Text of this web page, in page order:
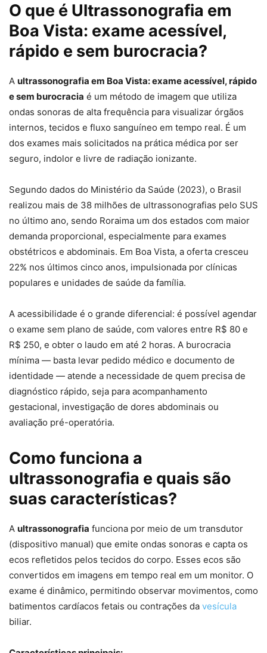
O que é Ultrassonografia em
Boa Vista: exame acessível,
rápido e sem burocracia?
A ultrassonografia em Boa Vista: exame acessível, rápido
e sem burocracia é um método de imagem que utiliza
ondas sonoras de alta frequência para visualizar órgãos
internos, tecidos e fluxo sanguíneo em tempo real. É um
dos exames mais solicitados na prática médica por ser
seguro, indolor e livre de radiação ionizante.
Segundo dados do Ministério da Saúde (2023), o Brasil
realizou mais de 38 milhões de ultrassonografias pelo SUS
no último ano, sendo Roraima um dos estados com maior
demanda proporcional, especialmente para exames
obstétricos e abdominais. Em Boa Vista, a oferta cresceu
22% nos últimos cinco anos, impulsionada por clínicas
populares e unidades de saúde da família.
A acessibilidade é o grande diferencial: é possível agendar
o exame sem plano de saúde, com valores entre R$ 80 e
R$ 250, e obter o laudo em até 2 horas. A burocracia
mínima — basta levar pedido médico e documento de
identidade — atende a necessidade de quem precisa de
diagnóstico rápido, seja para acompanhamento
gestacional, investigação de dores abdominais ou
avaliação pré-operatória.
Como funciona a
ultrassonografia e quais são
suas características?
A ultrassonografia funciona por meio de um transdutor
(dispositivo manual) que emite ondas sonoras e capta os
ecos refletidos pelos tecidos do corpo. Esses ecos são
convertidos em imagens em tempo real em um monitor. O
exame é dinâmico, permitindo observar movimentos, como
batimentos cardíacos fetais ou contrações da vesícula
biliar.